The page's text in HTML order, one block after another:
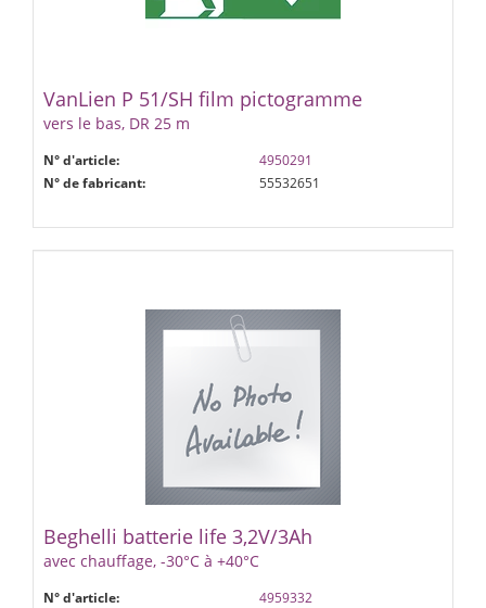
VanLien P 51/SH film pictogramme
vers le bas, DR 25 m
N° d'article:
4950291
N° de fabricant:
55532651
Beghelli batterie life 3,2V/3Ah
avec chauffage, -30°C à +40°C
N° d'article:
4959332